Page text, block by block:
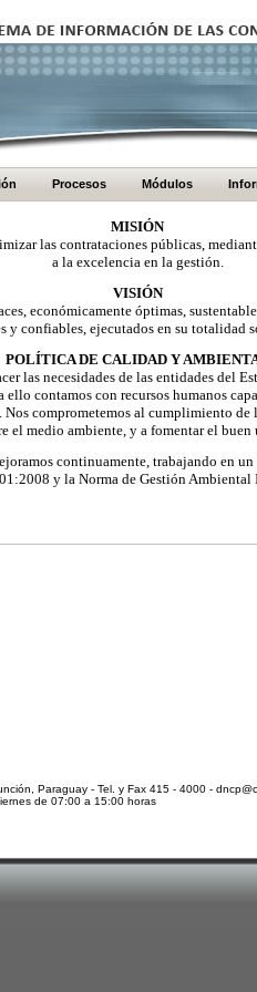
Procesos Módulos
MISIÓN
las contrataciones públicas,
a la excelencia en la gestión.
VISIÓN
económicamente óptimas,
y confiables, ejecutados en su totalidad
POLÍTICA DE CALIDAD Y
las necesidades de las entidades del
ello contamos con recursos humanos
comprometemos al cumplimiento de
el medio ambiente, y a fomentar el buen
continuamente, trabajando en
y la Norma de Gestión Ambiental
Paraguay - Tel. y Fax 415 - 4000 -
de 07:00 a 15:00 horas